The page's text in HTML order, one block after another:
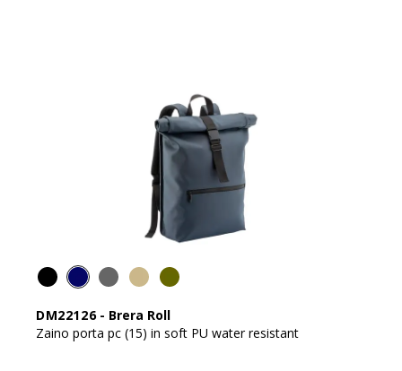
DM22126- Brera Roll
Zaino porta pc (15) in soft PU water resistant